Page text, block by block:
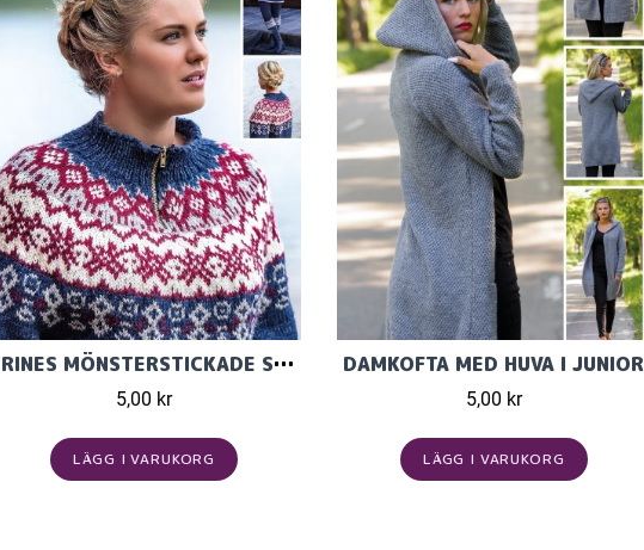
TRINES MÖNSTERSTICKADE SPORTTRÖJA I RAGGI
5,00 kr
LÄGG I VARUKORG
DAMKOFTA MED HUVA I JUNIOR
5,00 kr
LÄGG I VARUKORG